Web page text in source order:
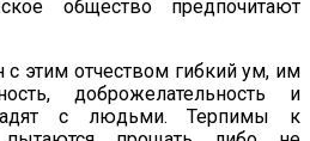
общество предпочи­тают
этим отчеством гибкий ум, им
доброжелательность и
с людьми. Терпимы к